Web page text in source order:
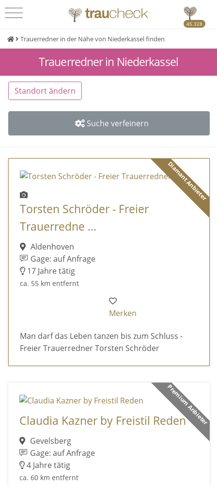
45.328
Trauerredner in der Nähe von Niederkassel finden
Trauerredner in Niederkassel
Standort ändern
Suche verfeinern
Diamant Anbieter
Torsten Schröder - Freier
Trauerredne ...
Aldenhoven
Gage: auf Anfrage
17 Jahre tätig
ca. 55 km entfernt
Merken
Man darf das Leben tanzen bis zum Schluss -
Freier Trauerredner Torsten Schröder
Premium Anbieter
Claudia Kazner by Freistil Reden
Gevelsberg
Gage: auf Anfrage
4 Jahre tätig
ca. 60 km entfernt